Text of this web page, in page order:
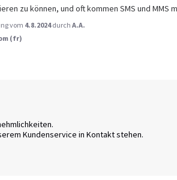
zu können, und oft kommen SMS und MMS
vom 4.8.2024durchA.A.
(fr)
Kundenservice in Kontakt stehen.